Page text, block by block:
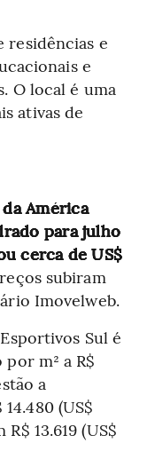
residências e
e
O local é uma
ativas de
América
para julho
cerca de US$
subiram
Imovelweb.
Sul é
m² a R$
a
(US$
13.619 (US$